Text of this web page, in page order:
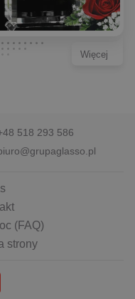
Więcej
518 293 586
(FAQ)
strony